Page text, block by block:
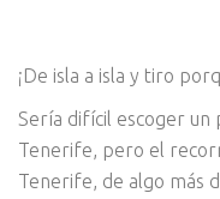
¡De isla a isla y tiro
Sería difícil escoger un
Tenerife, pero el
Tenerife, de algo más